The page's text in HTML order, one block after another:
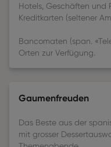
Hotels, Geschäften und
Kreditkarten (seltener
Bancomaten (span.
Orten zur Verfügung.
Gaumenfreuden
Das Beste aus der
mit grosser